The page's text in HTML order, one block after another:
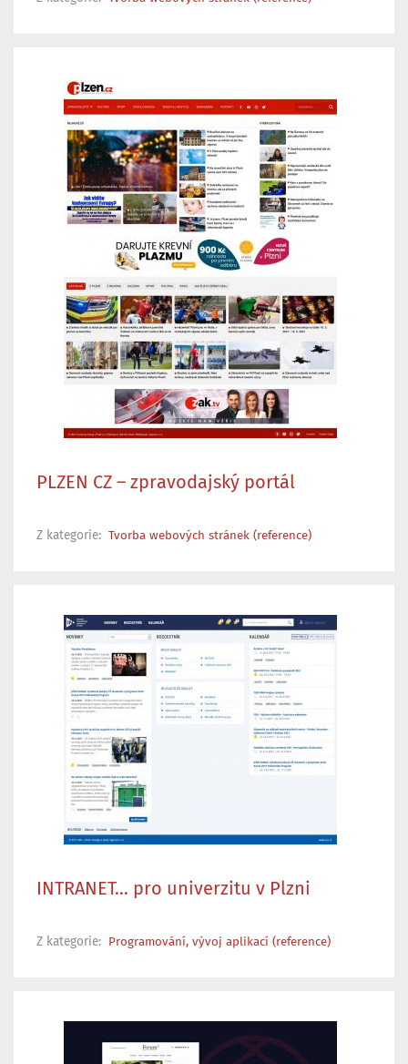
PLZEN CZ – zpravodajský portál
Z kategorie: Tvorba webových stránek (reference)
INTRANET… pro univerzitu v Plzni
Z kategorie: Programování, vývoj aplikací (reference)